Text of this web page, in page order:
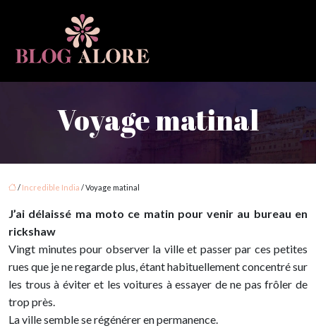
Voyage matinal
/ Incredible India / Voyage matinal
J’ai délaissé ma moto ce matin pour venir au bureau en
rickshaw
Vingt minutes pour observer la ville et passer par ces petites
rues que je ne regarde plus, étant habituellement concentré sur
les trous à éviter et les voitures à essayer de ne pas frôler de
trop près.
La ville semble se régénérer en permanence.